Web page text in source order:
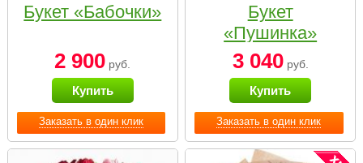
Заказать в один клик
Букет «Бабочки»
2 900 руб.
Купить
Заказать в один клик
Букет
«Пушинка»
3 040руб.
Купить